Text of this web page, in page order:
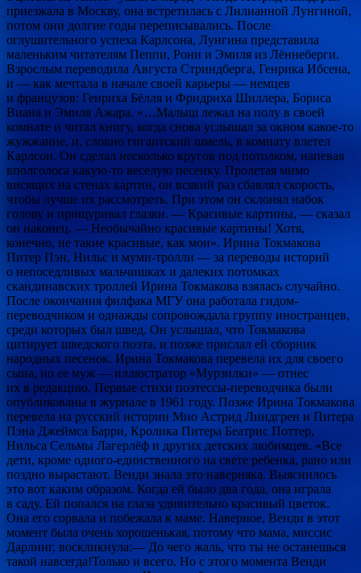
приезжала в Москву, она встретилась с Лилианной Лунгиной,
потом они долгие годы переписывались. После
оглушительного успеха Карлсона, Лунгина представила
маленьким читателям Пеппи, Рони и Эмиля из Лённеберги.
Взрослым переводила Августа Стриндберга, Генрика Ибсена,
и — как мечтала в начале своей карьеры — немцев
и французов: Генриха Бёлля и Фридриха Шиллера, Бориса
Виана и Эмиля Ажара. «…Малыш лежал на полу в своей
комнате и читал книгу, когда снова услышал за окном какое-то
жужжание, и, словно гигантский шмель, в комнату влетел
Карлсон. Он сделал несколько кругов под потолком, напевая
вполголоса какую-то веселую песенку. Пролетая мимо
висящих на стенах картин, он всякий раз сбавлял скорость,
чтобы лучше их рассмотреть. При этом он склонял набок
голову и прищуривал глазки. — Красивые картины, — сказал
он наконец. — Необычайно красивые картины! Хотя,
конечно, не такие красивые, как мои». Ирина Токмакова
Питер Пэн, Нильс и муми-тролли — за переводы историй
о непоседливых мальчишках и далеких потомках
скандинавских троллей Ирина Токмакова взялась случайно.
После окончания филфака МГУ она работала гидом-
переводчиком и однажды сопровождала группу иностранцев,
среди которых был швед. Он услышал, что Токмакова
цитирует шведского поэта, и позже прислал ей сборник
народных песенок. Ирина Токмакова перевела их для своего
сына, но ее муж — иллюстратор «Мурзилки» — отнес
их в редакцию. Первые стихи поэтессы-переводчика были
опубликованы в журнале в 1961 году. Позже Ирина Токмакова
перевела на русский истории Мио Астрид Линдгрен и Питера
Пэна Джеймса Барри, Кролика Питера Беатрис Поттер,
Нильса Сельмы Лагерлёф и других детских любимцев. «Все
дети, кроме одного-единственного на свете ребенка, рано или
поздно вырастают. Венди знала это наверняка. Выяснилось
это вот каким образом. Когда ей было два года, она играла
в саду. Ей попался на глаза удивительно красивый цветок.
Она его сорвала и побежала к маме. Наверное, Венди в этот
момент была очень хорошенькая, потому что мама, миссис
Дарлинг, воскликнула:— До чего жаль, что ты не останешься
такой навсегда!Только и всего. Но с этого момента Венди